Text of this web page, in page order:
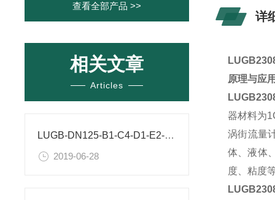
查看全部产品 >>
相关文章
Articles
LUGB-DN125-B1-C4-D1-E2-F2常见问题及解决方法
2019-06-28
详
原理与应
器材料为
涡街流量
体、液体
度、粘度